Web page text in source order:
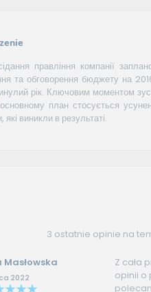
правління компанії
та обговорення бюджету на
рік. Ключовим моментом
план стосується
які виникли в результаті.
3 ostatnie opinie na
Masłowska
2022
Z cała
opinii o